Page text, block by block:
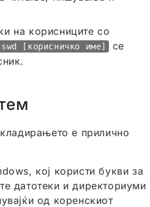
на корисниците со
[корисничко име] се
е прилично
кој користи букви за
датотеки и директориуми
од коренскиот